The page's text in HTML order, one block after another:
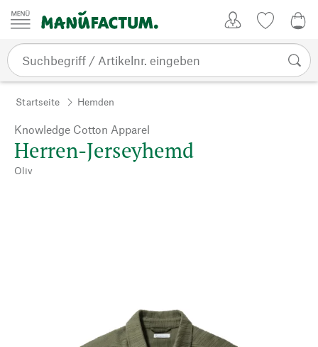
Zum Inhalt springen
Startseite Hemden
Knowledge Cotton Apparel
Herren-Jerseyhemd
Oliv